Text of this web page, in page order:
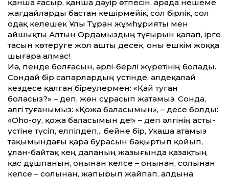
қанша ғасыр, қанша дәуір өтпесін, арада нешеме
жағдайларды бастан кешірмейік, сол бірлік, сол
одақ келешек Ұлы Тұран жұмһұ­рияты мен
айшықты Алтын Ордамыздың тұғырын қалап, ірге
тасын көтеруге жол ашты десек, оны ешкім жоққа
шығара алмас!
Иә, пенде болғасын, әрлі-берлі жүретінің болады.
Сондай бір сапарлардың үстінде, әлдеқалай
кездесе қалған біреулермен: «Қай туған
боласыз?» – деп, жөн сұрасып жатамыз. Сонда,
әлгі туғанымыз: «Қожа баласымын», – десе болды:
«Оһо-оу, қожа баласымын де!» – деп әлгінің асты-
үстіне түсіп, елпілдеп,.. бейне бір, Укаша атамыз
тақымындағы қара бурасын бақыртып қойып,
ұлан-байтақ кең даланың жазығында қазақтың
қас дұшпанын, оңынан келсе – оңынан, солынан
келсе – солынан, жапырып жайпап, алдына